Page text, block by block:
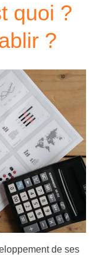
quoi ?
?
de ses